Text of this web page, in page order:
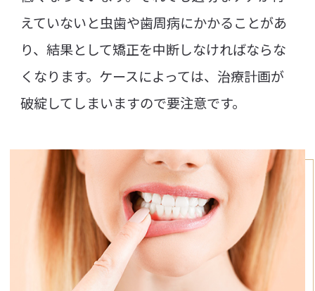
えていないと虫歯や歯周病にかかることがあ
り、結果として矯正を中断しなければならな
くなります。ケースによっては、治療計画が
破綻してしまいますので要注意です。